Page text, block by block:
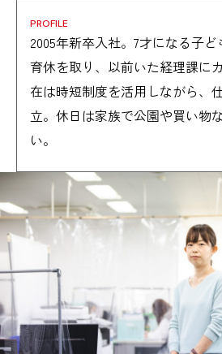
PROFILE
2005年新卒入社。7才になる子ど
育休を取り、以前いた経理課に
在は時短制度を活用しながら、
立。休日は家族で公園や買い物
い。